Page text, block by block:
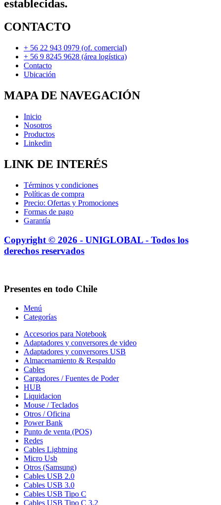
establecidas.
CONTACTO
+ 56 22 943 0979 (of. comercial)
+ 56 9 8245 9628 (área logística)
Contacto
Ubicación
MAPA DE NAVEGACIÓN
Inicio
Nosotros
Productos
Linkedin
LINK DE INTERÉS
Términos y condiciones
Políticas de compra
Precio: Ofertas y Promociones
Formas de pago
Garantía
Copyright © 2026 - UNIGLOBAL - Todos los
derechos reservados
Presentes en todo Chile
Menú
Categorías
Accesorios para Notebook
Adaptadores y conversores de video
Adaptadores y conversores USB
Almacenamiento & Respaldo
Cables
Cargadores / Fuentes de Poder
HUB
Liquidacion
Mouse / Teclados
Otros / Oficina
Power Bank
Punto de venta (POS)
Redes
Cables Lightning
Micro Usb
Otros (Samsung)
Cables USB 2.0
Cables USB 3.0
Cables USB Tipo C
Cables USB Tipo C 3.2